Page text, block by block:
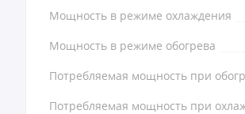
Мощность в режиме охлаждения
Мощность в режиме обогрева
Потребляемая мощность при
Потребляемая мощность при